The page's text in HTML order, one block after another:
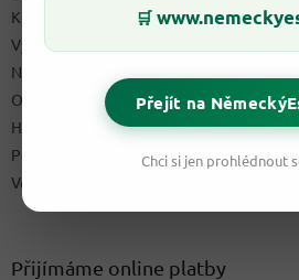
🛒
Přejít na
Kontakty
Výdejní místo
Napište nám
Ochrana osobních údajů GDPR
Hodnocení obchodu
Podmínky uplatnění práv z vadného
Velkoobchod
Přijímáme online platby